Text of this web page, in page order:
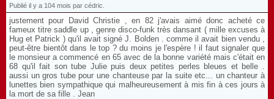
Publié il y a 104 mois par cédric.
justement pour David Christie , en 82 j'avais aimé donc acheté ce
fameux titre saddle up , genre disco-funk très dansant ( mille excuses à
Hug et Patrick ) qu'il avait signé J. Bolden . comme il avait bien vendu ,
peut-être bientôt dans le top ? du moins je l'espère ! il faut signaler que
le monsieur a commencé en 65 avec de la bonne variété mais c'était en
68 qu'il fait son tube Julie puis deux petites perles bleues et belle .
aussi un gros tube pour une chanteuse par la suite etc... un chanteur à
lunettes bien sympathique qui malheureusement à mis fin à ces jours à
la mort de sa fille . Jean